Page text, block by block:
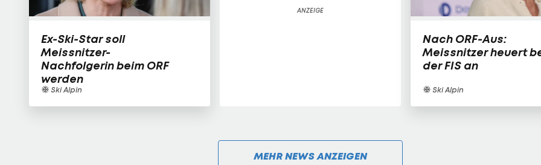
Ex-Ski-Star soll
Meissnitzer-
Nachfolgerin beim ORF
werden
Ski Alpin
Nach ORF-Aus:
Meissnitzer heuert
der FIS an
Ski Alpin
MEHR NEWS ANZEIGEN